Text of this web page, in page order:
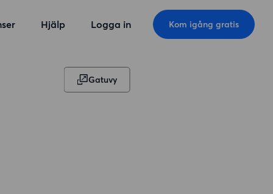
Hjälp Logga in Kom igång gratis
Gatuvy